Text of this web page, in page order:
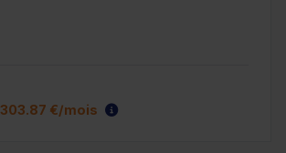
303.87 €/mois